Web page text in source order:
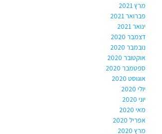
מרץ 2021
פברואר 2021
ינואר 2021
דצמבר 2020
נובמבר 2020
אוקטובר 2020
ספטמבר 2020
אוגוסט 2020
יולי 2020
יוני 2020
מאי 2020
אפריל 2020
מרץ 2020